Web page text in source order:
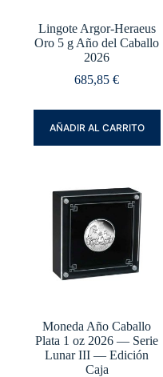
Lingote Argor-Heraeus
Oro 5 g Año del Caballo
2026
685,85€
AÑADIR AL CARRITO
Moneda Año Caballo
Plata 1 oz 2026 — Serie
Lunar III — Edición
Caja